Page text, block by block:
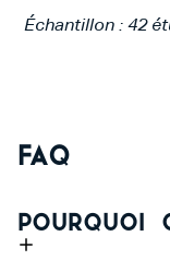
Échantillon : 42
FAQ
Pourquoi